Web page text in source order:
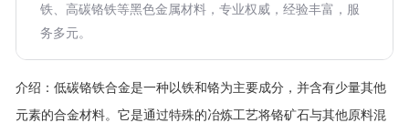
铁、高碳铬铁等黑色金属材料，专业权威，经验丰富，服
务多元。
介绍： 低碳铬铁合金是一种以铁和铬为主要成分，并含有少量其他
元素的合金材料。它是通过特殊的冶炼工艺将铬矿石与其他原料混